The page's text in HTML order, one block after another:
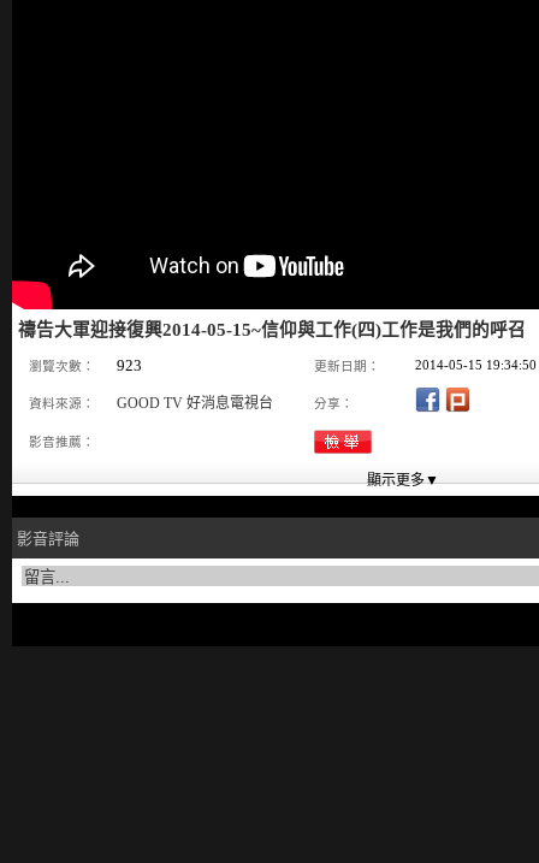
禱告大軍迎接復興2014-05-15~信仰與工作(四)工作是我們的呼召
瀏覽次數： 923 更新日期： 2014-05-15 19:34:50
資料來源： GOOD TV 好消息電視台 分享：
影音推薦：
影音評論